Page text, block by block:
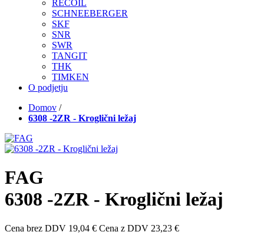
RECOIL
SCHNEEBERGER
SKF
SNR
SWR
TANGIT
THK
TIMKEN
O podjetju
Domov /
6308 -2ZR - Kroglični ležaj
FAG
6308 -2ZR - Kroglični ležaj
Cena brez DDV 19,04 € Cena z DDV 23,23 €